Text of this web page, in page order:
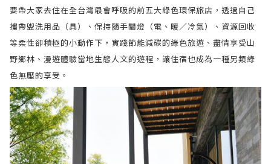
要帶大家去住在全台灣最會呼吸的前五大綠色環保旅店，透過自己
攜帶盥洗用品（具）、保持隨手關燈（電、暖／冷氣）、資源回收
等柔性卻積極的小動作下，實踐節能減碳的綠色旅遊、盡情享受山
野鄉林、漫遊體驗當地生態人文的遊程，讓住宿也成為一種另類綠
色無壓的享受。